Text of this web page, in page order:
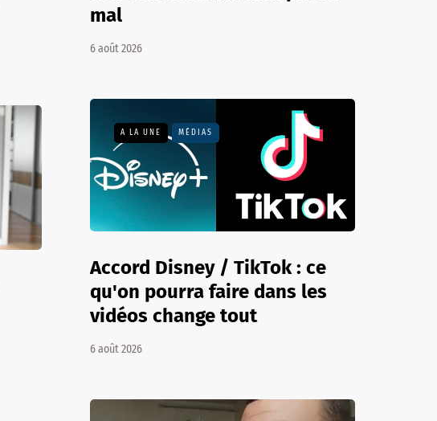
mal
6 août 2026
A LA UNE MÉDIAS
Accord Disney / TikTok : ce
qu'on pourra faire dans les
vidéos change tout
6 août 2026